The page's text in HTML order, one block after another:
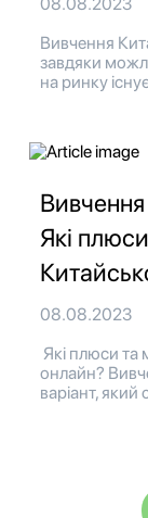
Вивчення
завдяки
на ринку
Які
08.08.2023
Які плюси та
онлайн?
варіант, який